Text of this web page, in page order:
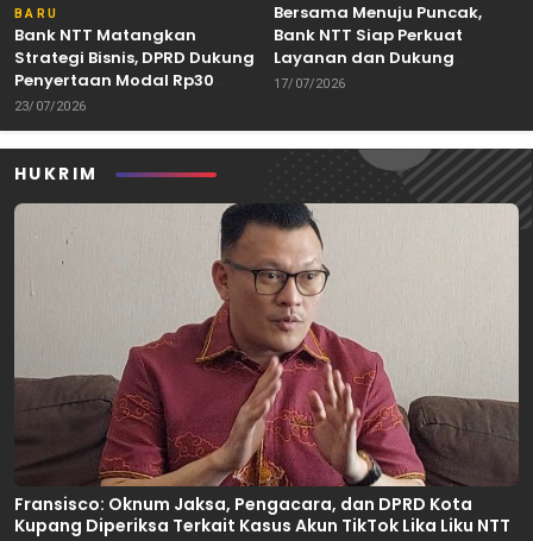
BARU
Bank NTT Matangkan
Strategi Bisnis, DPRD Dukung
Penyertaan Modal Rp30
Miliar
23/07/2026
Bersama Menuju Puncak,
Bank NTT Siap Perkuat
Layanan dan Dukung
Pertumbuhan Ekonomi NTT
17/07/2026
HUKRIM
Fransisco: Oknum Jaksa, Pengacara, dan DPRD Kota
Kupang Diperiksa Terkait Kasus Akun TikTok Lika Liku NTT